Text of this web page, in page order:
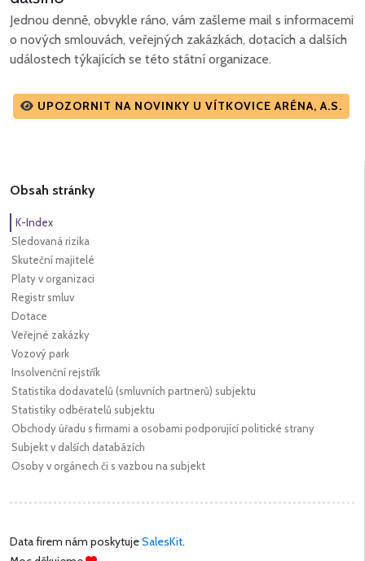
Jednou denně, obvykle ráno, vám zašleme mail s informacemi
o nových smlouvách, veřejných zakázkách, dotacích a dalších
událostech týkajících se této státní organizace.
UPOZORNIT NA NOVINKY U VÍTKOVICE ARÉNA, A.S.
Obsah stránky
K-Index
Sledovaná rizika
Skuteční majitelé
Platy v organizaci
Registr smluv
Dotace
Veřejné zakázky
Vozový park
Insolvenční rejstřík
Statistika dodavatelů (smluvních partnerů) subjektu
Statistiky odběratelů subjektu
Obchody úřadu s firmami a osobami podporující politické strany
Subjekt v dalších databázích
Osoby v orgánech či s vazbou na subjekt
Data firem nám poskytujeSalesKit.